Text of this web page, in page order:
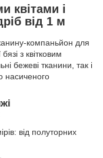
квітами і
від 1 м
компаньйон для
з квітковим
бежеві тканини, так і
насиченого
від полуторних